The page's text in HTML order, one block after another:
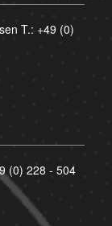
T.: +49 (0)
(0) 228 - 504